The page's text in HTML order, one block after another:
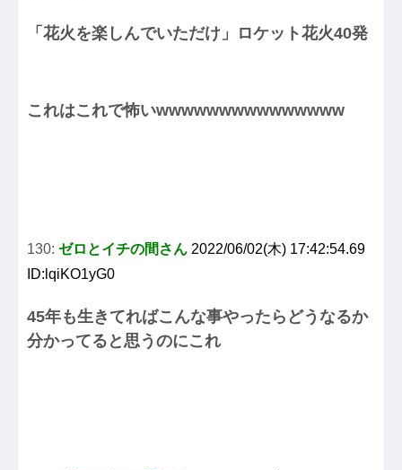
「花火を楽しんでいただけ」ロケット花火40発
これはこれで怖いwwwwwwwwwwwwwww
130: ゼロとイチの間さん 2022/06/02(木) 17:42:54.69
ID:lqiKO1yG0
45年も生きてればこんな事やったらどうなるか
分かってると思うのにこれ